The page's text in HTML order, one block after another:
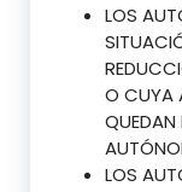
LOS
O CUYA
QUEDAN
LOS